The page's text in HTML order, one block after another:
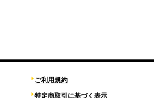
ご利用規約
特定商取引に基づく表示